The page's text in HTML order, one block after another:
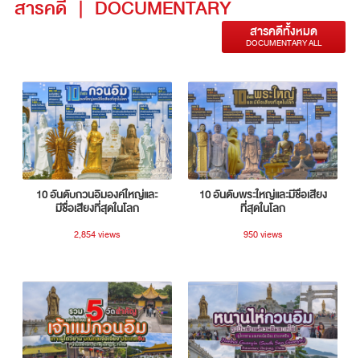
สารคดี | DOCUMENTARY
สารคดีทั้งหมด
DOCUMENTARY ALL
10 อันดับกวนอิมองค์ใหญ่และ
มีชื่อเสียงที่สุดในโลก
2,854 views
10 อันดับพระใหญ่และมีชื่อเสียง
ที่สุดในโลก
950 views